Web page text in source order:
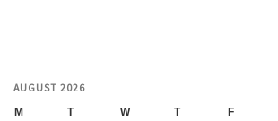
AUGUST 2026
M T W T F